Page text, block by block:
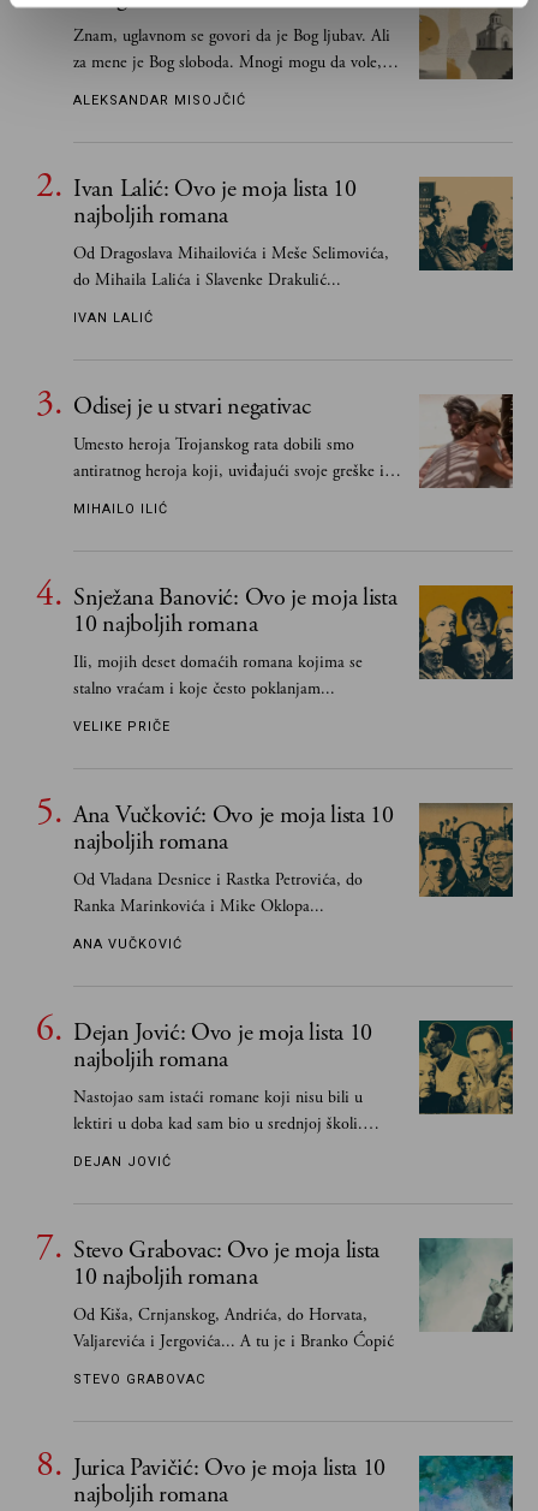
Znam, uglavnom se govori da je Bog ljubav. Ali
za mene je Bog sloboda. Mnogi mogu da vole, a
tek retki mogu da podnesu slobodu
ALEKSANDAR MISOJČIĆ
Ivan Lalić: Ovo je moja lista 10
najboljih romana
Od Dragoslava Mihailovića i Meše Selimovića,
do Mihaila Lalića i Slavenke Drakulić...
IVAN LALIĆ
Odisej je u stvari negativac
Umesto heroja Trojanskog rata dobili smo
antiratnog heroja koji, uviđajući svoje greške i
učeći na njima, shvata da postoje stvari koje su
MIHAILO ILIĆ
Snježana Banović: Ovo je moja lista
10 najboljih romana
Ili, mojih deset domaćih romana kojima se
stalno vraćam i koje često poklanjam...
VELIKE PRIČE
Ana Vučković: Ovo je moja lista 10
najboljih romana
Od Vladana Desnice i Rastka Petrovića, do
Ranka Marinkovića i Mike Oklopa...
ANA VUČKOVIĆ
Dejan Jović: Ovo je moja lista 10
najboljih romana
Nastojao sam istaći romane koji nisu bili u
lektiri u doba kad sam bio u srednjoj školi.
Smatrao sam da su "klasici" već dovoljno
DEJAN JOVIĆ
Stevo Grabovac: Ovo je moja lista
10 najboljih romana
Od Kiša, Crnjanskog, Andrića, do Horvata,
Valjarevića i Jergovića... A tu je i Branko Ćopić
STEVO GRABOVAC
Jurica Pavičić: Ovo je moja lista 10
najboljih romana